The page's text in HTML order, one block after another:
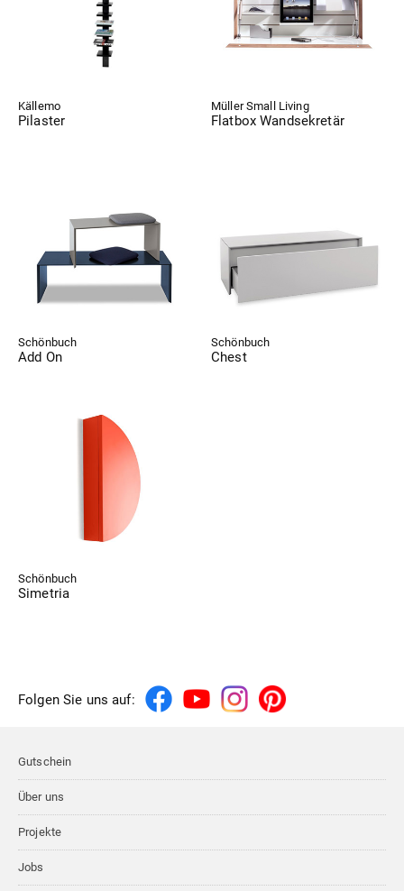
Källemo
Pilaster
Müller Small Living
Flatbox Wandsekretär
Schönbuch
Add On
Schönbuch
Chest
Schönbuch
Simetria
Folgen Sie uns auf:
Gutschein
Über uns
Projekte
Jobs